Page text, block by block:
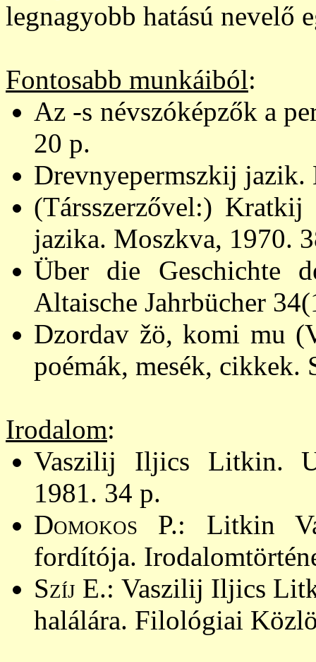
legnagyobb hatású nevelő
Fontosabb munkáiból:
Az -s névszóképzők a
20 p.
Drevnyepermszkij
(Társszerzővel:)
jazika. Moszkva, 1970.
Über die Geschichte
Altaische Jahrbücher
Dzordav žö, komi mu
poémák, mesék,
Irodalom:
Vaszilij Iljics Litkin.
1981. 34 p.
Domokos P.: Litkin
fordítója.
Szíj E.: Vaszilij Iljics
halálára. Filológiai